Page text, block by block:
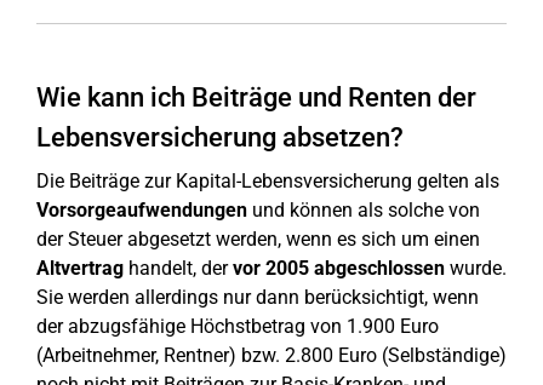
Wie kann ich Beiträge und Renten der
Lebensversicherung absetzen?
Die Beiträge zur Kapital-Lebensversicherung gelten als
Vorsorgeaufwendungen und können als solche von
der Steuer abgesetzt werden, wenn es sich um einen
Altvertrag handelt, dervor 2005 abgeschlossen wurde.
Sie werden allerdings nur dann berücksichtigt, wenn
der abzugsfähige Höchstbetrag von 1.900 Euro
(Arbeitnehmer, Rentner) bzw. 2.800 Euro (Selbständige)